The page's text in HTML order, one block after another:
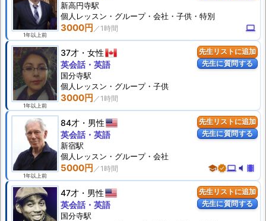
1年以上前
3000円 computer
新高円寺駅
個人 レッスン ・グループ・会社・子供・特別
先生リストに追加
先生に質問する
1年以上前
37才 女性
3000円
英会話・英語
国分寺駅
個人 レッスン ・グループ・子供
先生リストに追加
先生に質問する
1年以上前
84才 男性
5000円 schoolverifiedcomputer volume_mute theaters
英会話・英語
新宿駅
個人 レッスン ・グループ・会社
先生リストに追加
先生に質問する
47才 男性
英会話・英語
国分寺駅